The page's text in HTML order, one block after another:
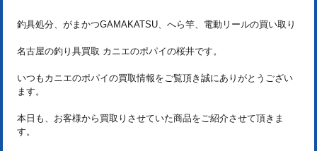
釣具処分、がまかつGAMAKATSU、へら竿、電動リールの買い取り
名古屋の釣り具買取 カニエのポパイの桜井です。
いつもカニエのポパイの買取情報をご覧頂き誠にありがとうござい
ます。
本日も、お客様から買取りさせていた商品をご紹介させて頂きま
す。